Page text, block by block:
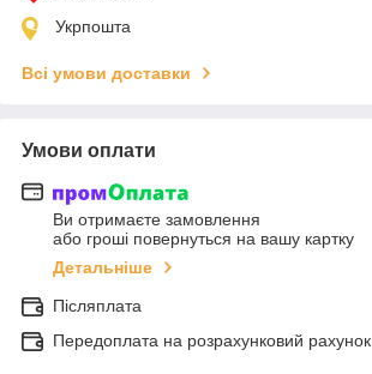
Укрпошта
Всі умови доставки
Умови оплати
Ви отримаєте замовлення
або гроші повернуться на вашу картку
Детальніше
Післяплата
Передоплата на розрахунковий рахунок